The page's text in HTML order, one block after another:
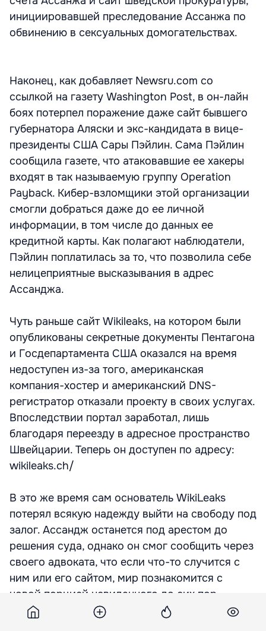
инициировавшей преследование Ассанжа по
обвинению в сексуальных домогательствах.
Наконец, как добавляет Newsru.com со
ссылкой на газету Washington Post, в он-лайн
боях потерпел поражение даже сайт бывшего
губернатора Аляски и экс-кандидата в вице-
президенты США Сары Пэйлин. Сама Пэйлин
сообщила газете, что атаковавшие ее хакеры
входят в так называемую группу Operation
Payback. Кибер-взломщики этой организации
смогли добраться даже до ее личной
информации, в том числе до данных ее
кредитной карты. Как полагают наблюдатели,
Пэйлин поплатилась за то, что позволила себе
нелицеприятные высказывания в адрес
Ассанджа.
Чуть раньше сайт Wikileaks, на котором были
опубликованы секретные документы Пентагона
и Госдепартамента США оказался на время
недоступен из-за того, американская
компания-хостер и американский DNS-
регистратор отказали проекту в своих услугах.
Впоследствии портал заработал, лишь
благодаря переезду в адресное пространство
Швейцарии. Теперь он доступен по адресу:
wikileaks.ch/
В это же время сам основатель WikiLeaks
потерял всякую надежду выйти на свободу под
залог. Ассандж останется под арестом до
решения суда, однако он смог сообщить через
своего адвоката, что если что-то случится с
ним или его сайтом, мир познакомится с
новой порцией невиданного до сих пор
компромата. Адвокат Ассанджа Марк Стивенс